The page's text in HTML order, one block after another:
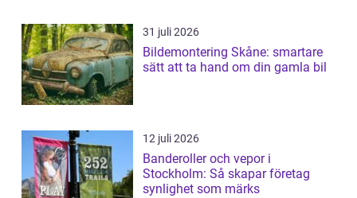
31 juli 2026
Bildemontering Skåne: smartare
sätt att ta hand om din gamla bil
12 juli 2026
Banderoller och vepor i
Stockholm: Så skapar företag
synlighet som märks